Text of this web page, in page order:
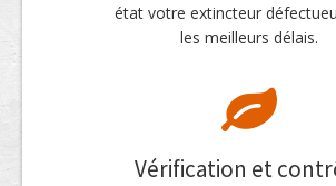
état votre extincteur
les meilleurs délais.
Vérification et